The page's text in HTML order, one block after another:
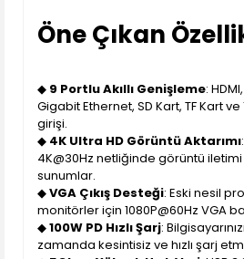
Öne Çıkan
◆ 9 Portlu Akıllı Genişleme:
Gigabit Ethernet, SD Kart, TF Kart ve
girişi.
◆ 4K Ultra HD Görüntü Aktarımı
4K@30Hz netliğinde görüntü
sunumlar.
◆VGA Çıkış Desteği: Eski nesil
monitörler için 1080P@60Hz VGA
◆100W PD Hızlı Şarj:
zamanda kesintisiz ve hızlı şarj